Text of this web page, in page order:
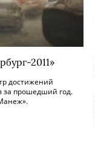
2011»
достижений
за прошедший год.